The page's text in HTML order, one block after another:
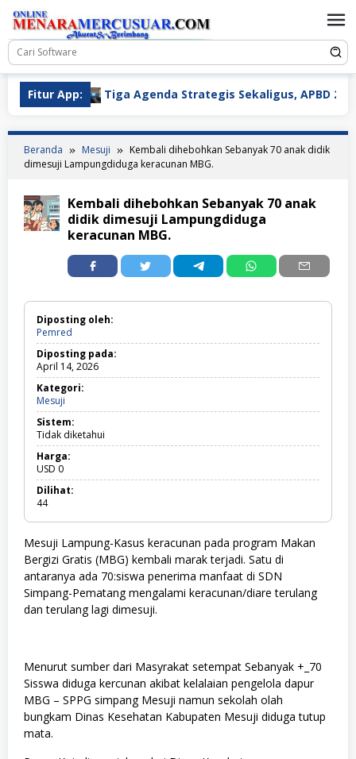
Loncat
konten
Fitur App:Tiga Agenda Strategis Sekaligus, APBD 2027
Beranda Mesuji
Kembali dihebohkan Sebanyak 70 anak didik
dimesuji Lampungdiduga keracunan MBG.
Kembali dihebohkan Sebanyak 70 anak
didik dimesuji Lampungdiduga
keracunan MBG.
Diposting oleh:
Pemred
Diposting pada:
April 14, 2026
Kategori:
Mesuji
e
s
u
j
i
Sistem:
Tidak diketahui
Harga:
USD 0
Dilihat:
44
Mesuji Lampung-Kasus keracunan pada program Makan
Bergizi Gratis (MBG) kembali marak terjadi. Satu di
antaranya ada 70:siswa penerima manfaat di SDN
Simpang-Pematang mengalami keracunan/diare terulang
dan terulang lagi dimesuji.
Menurut sumber dari Masyrakat setempat Sebanyak +_70
Sisswa diduga kercunan akibat kelalaian pengelola dapur
MBG – SPPG simpang Mesuji namun sekolah olah
bungkam Dinas Kesehatan Kabupaten Mesuji diduga tutup
mata.